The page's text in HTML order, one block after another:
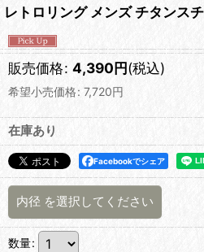
レトロリング メンズ チタンス
販売価格: 4,390円(税込)
希望小売価格: 7,720円
在庫あり
Facebookでシェア
内径 を選択してください
数量: